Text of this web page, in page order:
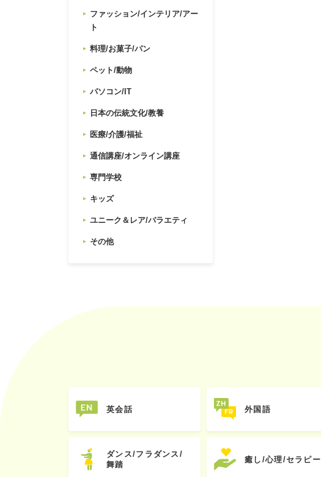
ファッション/インテリア/アー
ト
料理/お菓子/パン
ペット/動物
パソコン/IT
日本の伝統文化/教養
医療/介護/福祉
通信講座/オンライン講座
専門学校
キッズ
ユニーク＆レア/バラエティ
その他
英会話 外国語
ダンス/フラダンス/
舞踏
癒し/心理/セラピー